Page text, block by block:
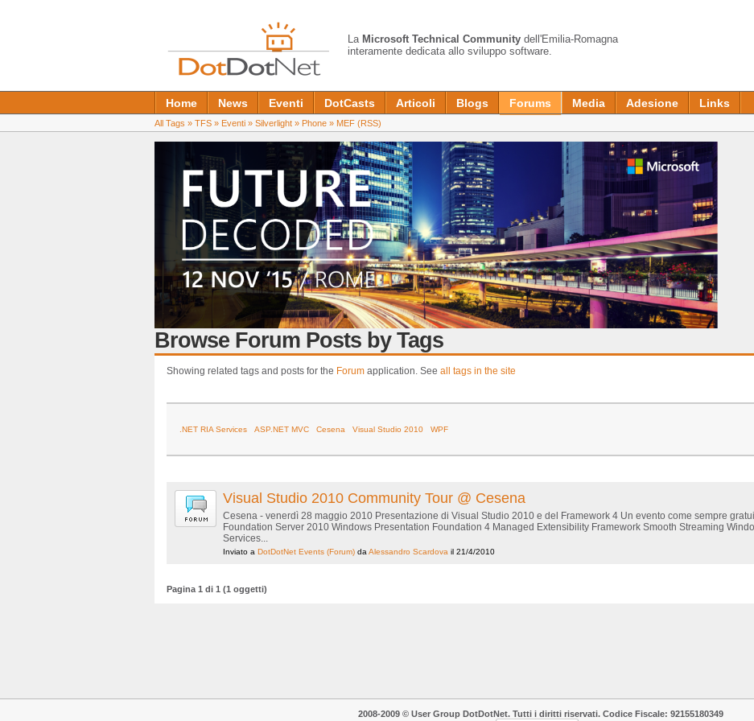
La Microsoft Technical Community dell'Emilia-Romagna
interamente dedicata allo sviluppo software.
Home News Eventi DotCasts Articoli Blogs Forums Media Adesione Links
All Tags » TFS » Eventi » Silverlight » Phone » MEF (RSS)
Browse Forum Posts by Tags
Showing related tags and posts for the Forum application. See all tags in the site
.NET RIA Services ASP.NET MVC Cesena Visual Studio 2010 WPF
Visual Studio 2010 Community Tour @ Cesena
Cesena - venerdì 28 maggio 2010 Presentazione di Visual Studio 2010 e del Framework 4 Un evento come sempre
Foundation Server 2010 Windows Presentation Foundation 4 Managed Extensibility Framework Smooth Streaming
Services...
Inviato a DotDotNet Events (Forum) daAlessandro Scardova il 21/4/2010
Pagina 1 di 1 (1 oggetti)
2008-2009 © User Group DotDotNet. Tutti i diritti riservati. Codice Fiscale: 92155180349